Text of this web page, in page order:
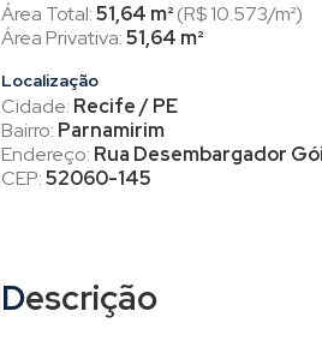
Área Total:51,64 m²(R$ 10.573/m²)
Área Privativa:51,64 m²
Localização
Cidade: Recife / PE
Bairro: Parnamirim
Endereço: Rua Desembargador
CEP:52060-145
Descrição